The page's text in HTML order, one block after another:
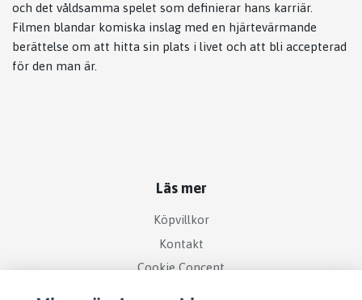
och det våldsamma spelet som definierar hans karriär.
Filmen blandar komiska inslag med en hjärtevärmande
berättelse om att hitta sin plats i livet och att bli accepterad
för den man är.
Läs mer
Köpvillkor
Kontakt
Cookie Concent